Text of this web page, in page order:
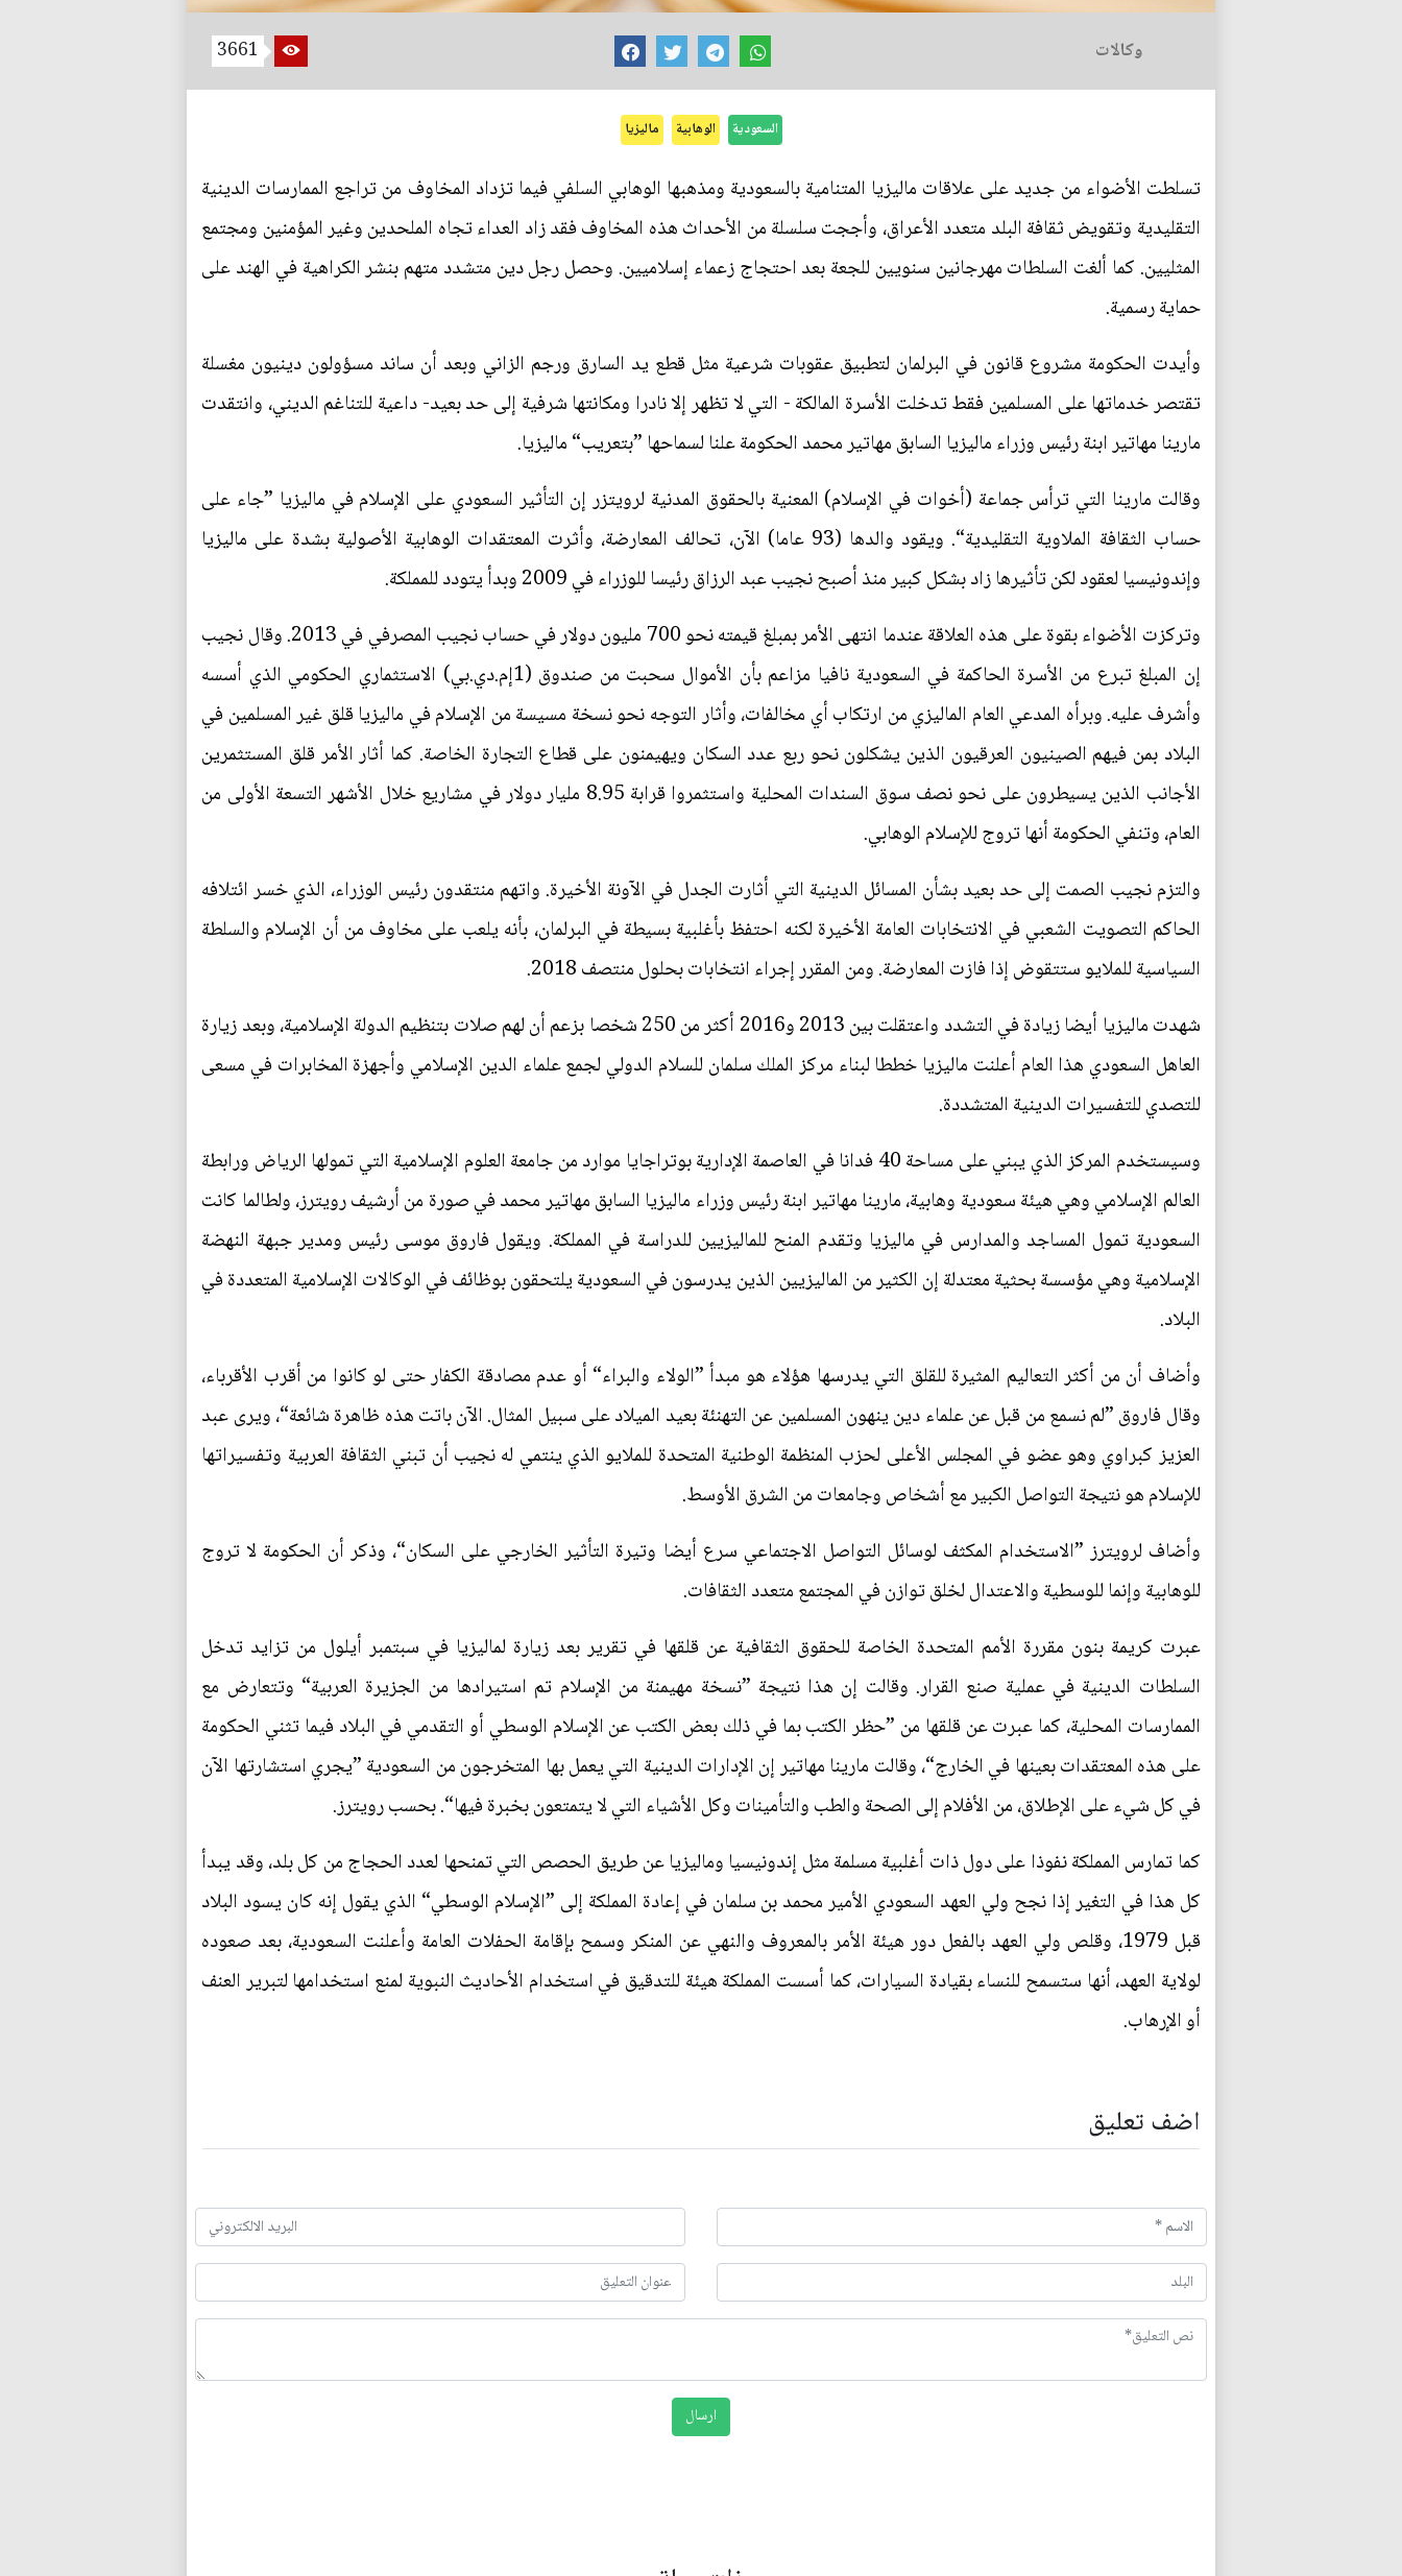
وكالات 3661
السعودية الوهابية ماليزيا
تسلطت الأضواء من جديد على علاقات ماليزيا المتنامية بالسعودية ومذهبها الوهابي السلفي فيما تزداد المخاوف من تراجع الممارسات الدينية
التقليدية وتقويض ثقافة البلد متعدد الأعراق، وأججت سلسلة من الأحداث هذه المخاوف فقد زاد العداء تجاه الملحدين وغير المؤمنين ومجتمع
المثليين. كما ألغت السلطات مهرجانين سنويين للجعة بعد احتجاج زعماء إسلاميين. وحصل رجل دين متشدد متهم بنشر الكراهية في الهند على
حماية رسمية.
وأيدت الحكومة مشروع قانون في البرلمان لتطبيق عقوبات شرعية مثل قطع يد السارق ورجم الزاني وبعد أن ساند مسؤولون دينيون مغسلة
تقتصر خدماتها على المسلمين فقط تدخلت الأسرة المالكة - التي لا تظهر إلا نادرا ومكانتها شرفية إلى حد بعيد- داعية للتناغم الديني، وانتقدت
مارينا مهاتير ابنة رئيس وزراء ماليزيا السابق مهاتير محمد الحكومة علنا لسماحها ”بتعريب“ ماليزيا.
وقالت مارينا التي ترأس جماعة (أخوات في الإسلام) المعنية بالحقوق المدنية لرويتزر إن التأثير السعودي على الإسلام في ماليزيا ”جاء على
حساب الثقافة الملاوية التقليدية“. ويقود والدها (93 عاما) الآن، تحالف المعارضة، وأثرت المعتقدات الوهابية الأصولية بشدة على ماليزيا
وإندونيسيا لعقود لكن تأثيرها زاد بشكل كبير منذ أصبح نجيب عبد الرزاق رئيسا للوزراء في 2009 وبدأ يتودد للمملكة.
وتركزت الأضواء بقوة على هذه العلاقة عندما انتهى الأمر بمبلغ قيمته نحو 700 مليون دولار في حساب نجيب المصرفي في 2013. وقال نجيب
إن المبلغ تبرع من الأسرة الحاكمة في السعودية نافيا مزاعم بأن الأموال سحبت من صندوق (1إم.دي.بي) الاستثماري الحكومي الذي أسسه
وأشرف عليه. وبرأه المدعي العام الماليزي من ارتكاب أي مخالفات، وأثار التوجه نحو نسخة مسيسة من الإسلام في ماليزيا قلق غير المسلمين في
البلاد بمن فيهم الصينيون العرقيون الذين يشكلون نحو ربع عدد السكان ويهيمنون على قطاع التجارة الخاصة. كما أثار الأمر قلق المستثمرين
الأجانب الذين يسيطرون على نحو نصف سوق السندات المحلية واستثمروا قرابة 8.95 مليار دولار في مشاريع خلال الأشهر التسعة الأولى من
العام، وتنفي الحكومة أنها تروج للإسلام الوهابي.
والتزم نجيب الصمت إلى حد بعيد بشأن المسائل الدينية التي أثارت الجدل في الآونة الأخيرة. واتهم منتقدون رئيس الوزراء، الذي خسر ائتلافه
الحاكم التصويت الشعبي في الانتخابات العامة الأخيرة لكنه احتفظ بأغلبية بسيطة في البرلمان، بأنه يلعب على مخاوف من أن الإسلام والسلطة
السياسية للملايو ستتقوض إذا فازت المعارضة. ومن المقرر إجراء انتخابات بحلول منتصف 2018.
شهدت ماليزيا أيضا زيادة في التشدد واعتقلت بين 2013 و2016 أكثر من 250 شخصا بزعم أن لهم صلات بتنظيم الدولة الإسلامية، وبعد زيارة
العاهل السعودي هذا العام أعلنت ماليزيا خططا لبناء مركز الملك سلمان للسلام الدولي لجمع علماء الدين الإسلامي وأجهزة المخابرات في مسعى
للتصدي للتفسيرات الدينية المتشددة.
وسيستخدم المركز الذي يبني على مساحة 40 فدانا في العاصمة الإدارية بوتراجايا موارد من جامعة العلوم الإسلامية التي تمولها الرياض ورابطة
العالم الإسلامي وهي هيئة سعودية وهابية، مارينا مهاتير ابنة رئيس وزراء ماليزيا السابق مهاتير محمد في صورة من أرشيف رويترز، ولطالما كانت
السعودية تمول المساجد والمدارس في ماليزيا وتقدم المنح للماليزيين للدراسة في المملكة. ويقول فاروق موسى رئيس ومدير جبهة النهضة
الإسلامية وهي مؤسسة بحثية معتدلة إن الكثير من الماليزيين الذين يدرسون في السعودية يلتحقون بوظائف في الوكالات الإسلامية المتعددة في
البلاد.
وأضاف أن من أكثر التعاليم المثيرة للقلق التي يدرسها هؤلاء هو مبدأ ”الولاء والبراء“ أو عدم مصادقة الكفار حتى لو كانوا من أقرب الأقرباء،
وقال فاروق ”لم نسمع من قبل عن علماء دين ينهون المسلمين عن التهنئة بعيد الميلاد على سبيل المثال. الآن باتت هذه ظاهرة شائعة“، ويرى عبد
العزيز كبراوي وهو عضو في المجلس الأعلى لحزب المنظمة الوطنية المتحدة للملايو الذي ينتمي له نجيب أن تبني الثقافة العربية وتفسيراتها
للإسلام هو نتيجة التواصل الكبير مع أشخاص وجامعات من الشرق الأوسط.
وأضاف لرويترز ”الاستخدام المكثف لوسائل التواصل الاجتماعي سرع أيضا وتيرة التأثير الخارجي على السكان“، وذكر أن الحكومة لا تروج
للوهابية وإنما للوسطية والاعتدال لخلق توازن في المجتمع متعدد الثقافات.
عبرت كريمة بنون مقررة الأمم المتحدة الخاصة للحقوق الثقافية عن قلقها في تقرير بعد زيارة لماليزيا في سبتمبر أيلول من تزايد تدخل
السلطات الدينية في عملية صنع القرار. وقالت إن هذا نتيجة ”نسخة مهيمنة من الإسلام تم استيرادها من الجزيرة العربية“ وتتعارض مع
الممارسات المحلية، كما عبرت عن قلقها من ”حظر الكتب بما في ذلك بعض الكتب عن الإسلام الوسطي أو التقدمي في البلاد فيما تثني الحكومة
على هذه المعتقدات بعينها في الخارج“، وقالت مارينا مهاتير إن الإدارات الدينية التي يعمل بها المتخرجون من السعودية ”يجري استشارتها الآن
في كل شيء على الإطلاق، من الأفلام إلى الصحة والطب والتأمينات وكل الأشياء التي لا يتمتعون بخبرة فيها“. بحسب رويترز.
كما تمارس المملكة نفوذا على دول ذات أغلبية مسلمة مثل إندونيسيا وماليزيا عن طريق الحصص التي تمنحها لعدد الحجاج من كل بلد، وقد يبدأ
كل هذا في التغير إذا نجح ولي العهد السعودي الأمير محمد بن سلمان في إعادة المملكة إلى ”الإسلام الوسطي“ الذي يقول إنه كان يسود البلاد
قبل 1979، وقلص ولي العهد بالفعل دور هيئة الأمر بالمعروف والنهي عن المنكر وسمح بإقامة الحفلات العامة وأعلنت السعودية، بعد صعوده
لولاية العهد، أنها ستسمح للنساء بقيادة السيارات، كما أسست المملكة هيئة للتدقيق في استخدام الأحاديث النبوية لمنع استخدامها لتبرير العنف
أو الإرهاب.
اضف تعليق